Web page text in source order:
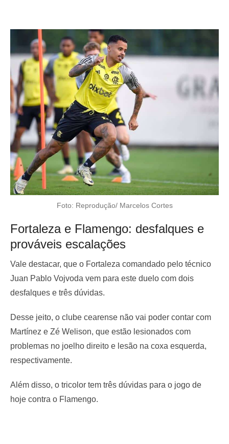
Foto: Reprodução/ Marcelos Cortes
Fortaleza e Flamengo: desfalques e
prováveis escalações
Vale destacar, que o Fortaleza comandado pelo técnico
Juan Pablo Vojvoda vem para este duelo com dois
desfalques e três dúvidas.
Desse jeito, o clube cearense não vai poder contar com
Martínez e Zé Welison, que estão lesionados com
problemas no joelho direito e lesão na coxa esquerda,
respectivamente.
Além disso, o tricolor tem três dúvidas para o jogo de
hoje contra o Flamengo.